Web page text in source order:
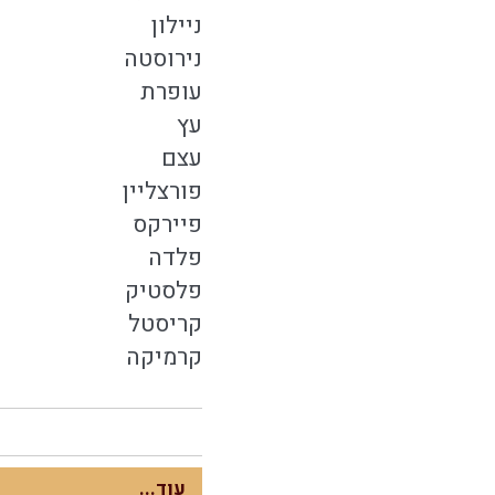
ניילון
נירוסטה
עופרת
עץ
עצם
פורצליין
פיירקס
פלדה
פלסטיק
קריסטל
קרמיקה
עוד...